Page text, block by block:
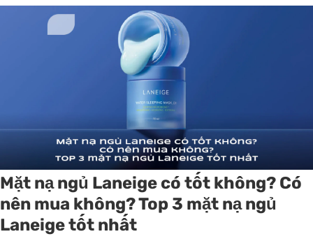
Mặt nạ ngủ Laneige có tốt không? Có
nên mua không? Top 3 mặt nạ ngủ
Laneige tốt nhất